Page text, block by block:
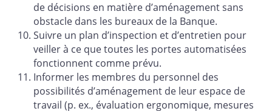
de décisions en matière d’aménagement sans
obstacle dans les bureaux de la Banque.
Suivre un plan d’inspection et d’entretien pour
veiller à ce que toutes les portes automatisées
fonctionnent comme prévu.
Informer les membres du personnel des
possibilités d’aménagement de leur espace de
travail (p. ex., évaluation ergonomique, mesures